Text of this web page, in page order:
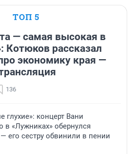
ТОП 5
— самая высокая в
Котюков рассказал
экономику края —
136
глухие»: концерт Вани
в «Лужниках» обернулся
его сестру обвинили в пении